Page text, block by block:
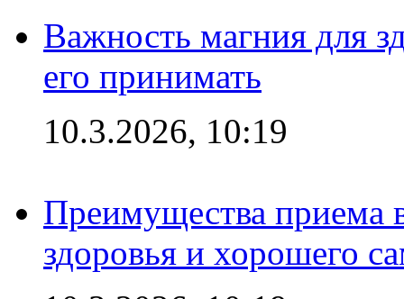
Важность магния для
его принимать
10.3.2026, 10:19
Преимущества приема
здоровья и хорошего